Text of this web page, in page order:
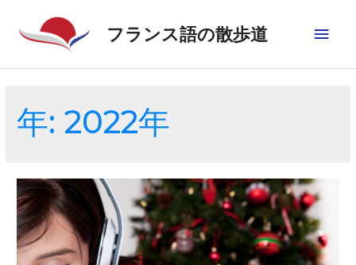
フランス語の散歩道
年:2022年